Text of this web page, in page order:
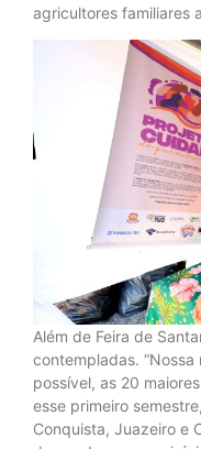
agricultores familiares
Além de Feira de
contempladas.
possível, as 20
esse primeiro
Conquista, Juazeiro e